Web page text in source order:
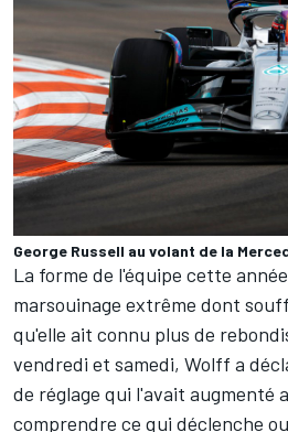
George Russell au volant de la
La forme de l'équipe cette
marsouinage extrême dont
qu'elle ait connu plus de
vendredi et samedi, Wolff a
de réglage qui l'avait augmenté
comprendre ce qui déclenche